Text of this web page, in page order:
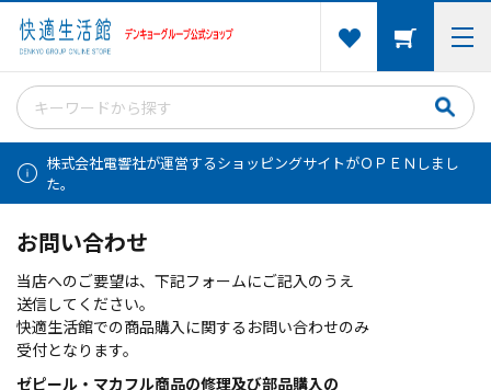
株式会社電響社が運営するショッピングサイトがＯＰＥＮしまし
た。
お問い合わせ
当店へのご要望は、下記フォームにご記入のうえ
送信してください。
快適生活館での商品購入に関するお問い合わせのみ
受付となります。
ゼピール・マカフル商品の修理及び部品購入の